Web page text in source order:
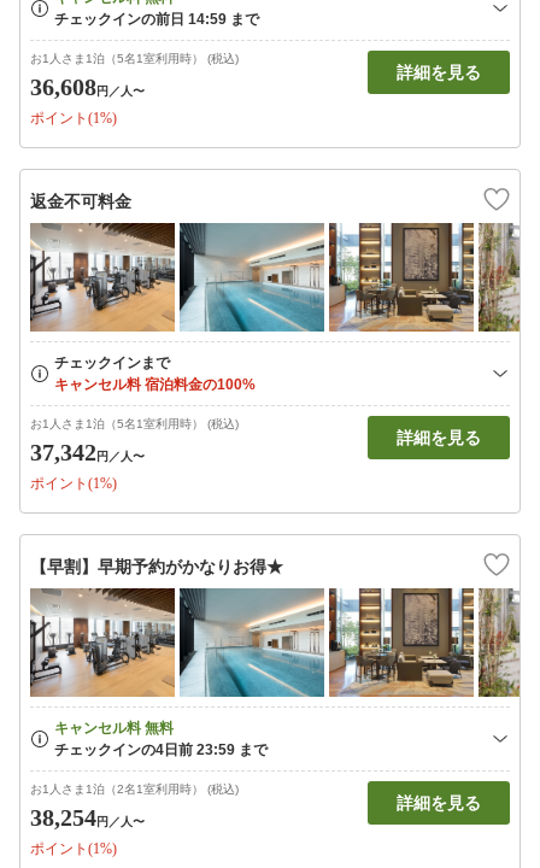
お1人さま1泊（5名1室利用時） (税込)
36,608円 ／人〜
ポイント(1%)
詳細を見る
返金不可料金
お1人さま1泊（5名1室利用時） (税込)
37,342円 ／人〜
ポイント(1%)
詳細を見る
【早割】早期予約がかなりお得★
お1人さま1泊（2名1室利用時） (税込)
38,254円 ／人〜
ポイント(1%)
詳細を見る